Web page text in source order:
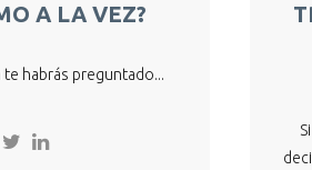
A LA VEZ?
te habrás preguntado...